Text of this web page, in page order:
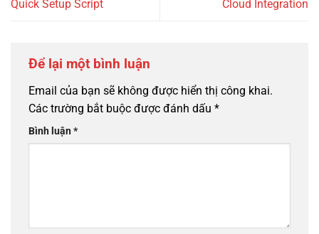
Quick Setup Script
Cloud Integration
Để lại một bình luận
Email của bạn sẽ không được hiển thị công khai.
Các trường bắt buộc được đánh dấu *
Bình luận*